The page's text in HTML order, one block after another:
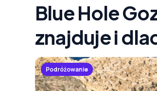
Blue Hole
znajduje i
Podróżowanie